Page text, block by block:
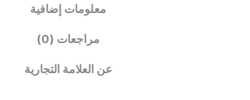
معلومات إضافية
مراجعات (0)
عن العلامة التجارية